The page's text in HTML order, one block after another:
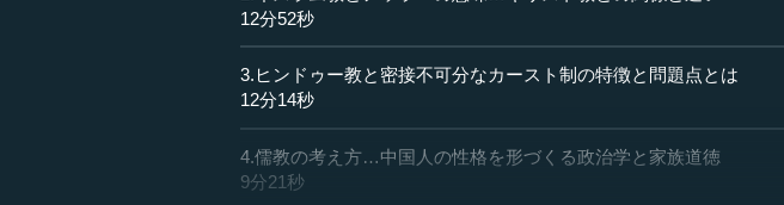
12分52秒
3.ヒンドゥー教と密接不可分なカースト制の特徴と問題点とは
12分14秒
4.儒教の考え方…中国人の性格を形づくる政治学と家族道徳
9分21秒